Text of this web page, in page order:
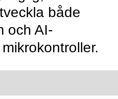
både
och AI-